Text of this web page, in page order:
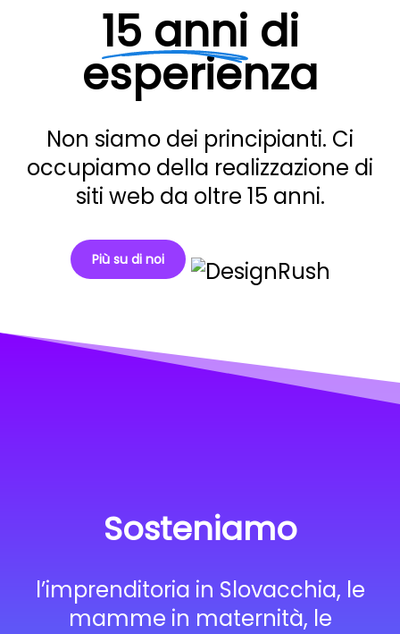
15 anni di
esperienza
Non siamo dei principianti. Ci
occupiamo della realizzazione di
siti web da oltre 15 anni.
Più su di noi
Sosteniamo
l’imprenditoria in Slovacchia, le
mamme in maternità, le